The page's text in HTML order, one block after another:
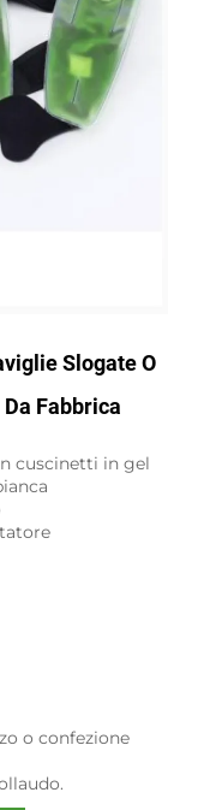
Slogate O
Fabbrica
cuscinetti in gel
o confezione